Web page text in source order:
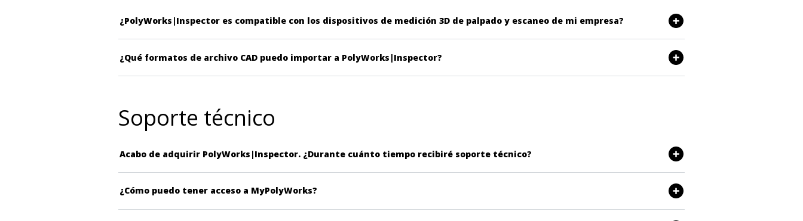
¿PolyWorks|Inspector es compatible con los dispositivos de medición 3D de palpado y escaneo de mi empresa?
¿Qué formatos de archivo CAD puedo importar a PolyWorks|Inspector?
Soporte técnico
Acabo de adquirir PolyWorks|Inspector. ¿Durante cuánto tiempo recibiré soporte técnico?
¿Cómo puedo tener acceso a MyPolyWorks?